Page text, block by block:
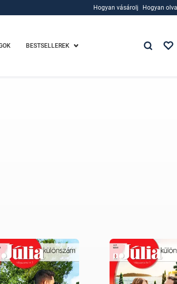
Hogyan vásárolj
Hogyan
BESTSELLEREK